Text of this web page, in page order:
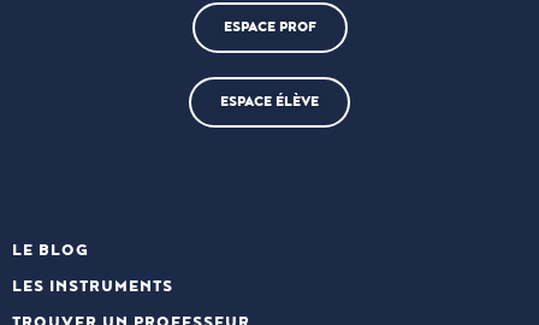
ESPACE PROF
ESPACE ÉLÈVE
LE BLOG
LES INSTRUMENTS